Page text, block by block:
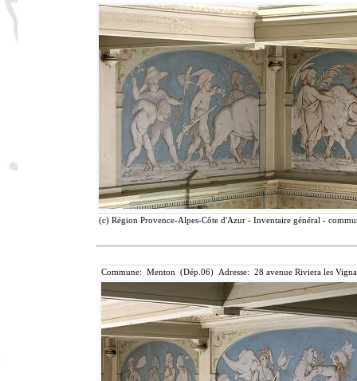
(c) Région Provence-Alpes-Côte d'Azur - Inventaire général -
Commune: Menton (Dép.06) Adresse: 28 avenue Riviera les